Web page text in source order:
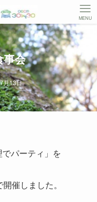
MENU
事会
月13日
でパーティ」を
催しました。